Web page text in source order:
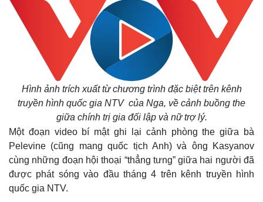
Hình ảnh trích xuất từ chương trình đặc biệt trên kênh
truyền hình quốc gia NTV của Nga, về cảnh buồng the
giữa chính trị gia đối lập và nữ trợ lý.
Một đoạn video bí mật ghi lại cảnh phòng the giữa bà
Pelevine (cũng mang quốc tịch Anh) và ông Kasyanov
cùng những đoạn hội thoại “thẳng tưng” giữa hai người đã
được phát sóng vào đầu tháng 4 trên kênh truyền hình
quốc gia NTV.